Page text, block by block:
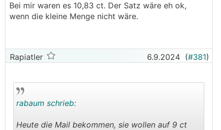
..
Bei mir waren es 10,83 ct. Der Satz wäre eh ok,
wenn die kleine Menge nicht wäre.
Rapiatler 6.9.2024 (#381)
rabaum schrieb:
Heute die Mail bekommen, sie wollen auf 9 ct